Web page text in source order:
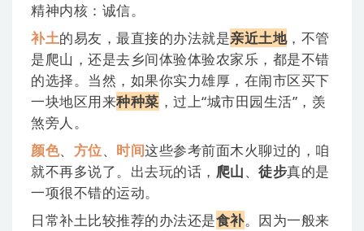
精神内核：诚信。
补土的易友，最直接的办法就是亲近土地，不管
是爬山，还是去乡间体验体验农家乐，都是不错
的选择。当然，如果你实力雄厚，在闹市区买下
一块地区用来种种菜 ，过上“城市田园生活”，羡
煞旁人。
颜色、 方位、 时间这些参考前面木火聊过的，咱
就不再多说了。出去玩的话， 爬山、 徒步真的是
一项很不错的运动。
日常补土比较推荐的办法还是食补。因为一般来